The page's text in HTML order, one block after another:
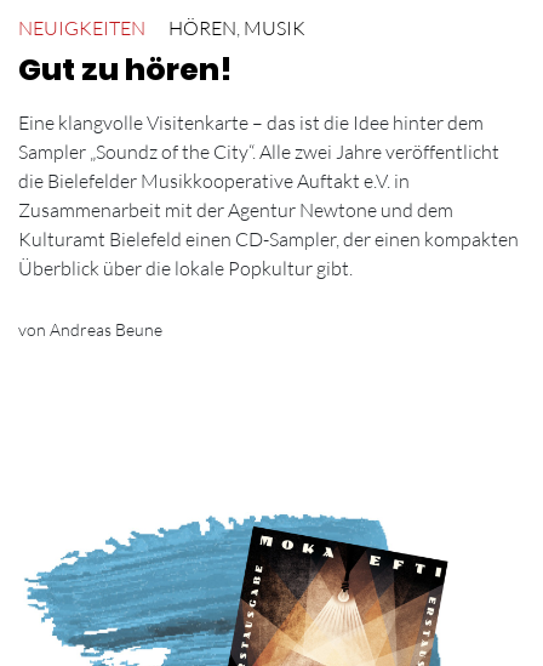
NEUIGKEITEN HÖREN MUSIK
Gut zu hören!
Eine klangvolle Visitenkarte – das ist die Idee hinter dem
Sampler „Soundz of the City“. Alle zwei Jahre veröffentlicht
die Bielefelder Musikkooperative Auftakt e.V. in
Zusammenarbeit mit der Agentur Newtone und dem
Kulturamt Bielefeld einen CD-Sampler, der einen kompakten
Überblick über die lokale Popkultur gibt.
von Andreas Beune